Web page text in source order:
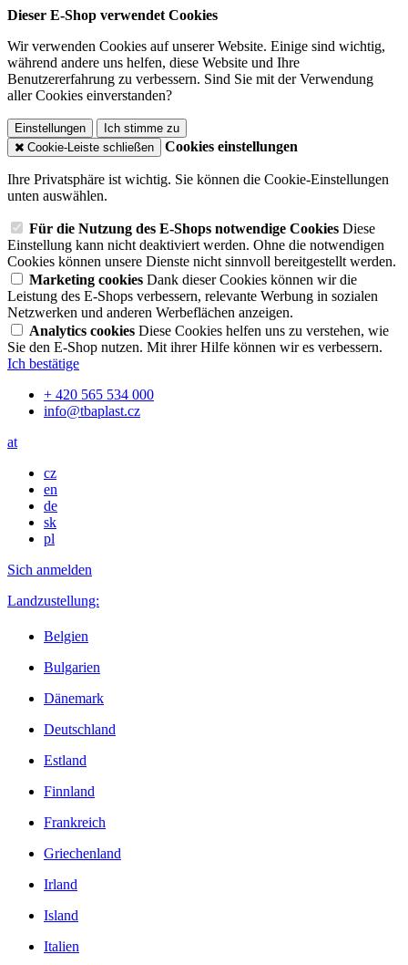
Dieser E-Shop verwendet Cookies
Wir verwenden Cookies auf unserer Website. Einige sind wichtig,
während andere uns helfen, diese Website und Ihre
Benutzererfahrung zu verbessern. Sind Sie mit der Verwendung
aller Cookies einverstanden?
Einstellungen
Ich stimme zu
Cookie-Leiste schließen
Cookies einstellungen
Ihre Privatsphäre ist wichtig. Sie können die Cookie-Einstellungen
unten auswählen.
Für die Nutzung des E-Shops notwendige Cookies Diese
Einstellung kann nicht deaktiviert werden. Ohne die notwendigen
Cookies können unsere Dienste nicht sinnvoll bereitgestellt werden.
Marketing cookies Dank dieser Cookies können wir die
Leistung des E-Shops verbessern, relevante Werbung in sozialen
Netzwerken und anderen Werbeflächen anzeigen.
Analytics cookies Diese Cookies helfen uns zu verstehen, wie
Sie den E-Shop nutzen. Mit ihrer Hilfe können wir es verbessern.
Ich bestätige
+ 420 565 534 000
info@tbaplast.cz
at
cz
en
de
sk
pl
Sich anmelden
Landzustellung:
Belgien
Bulgarien
Dänemark
Deutschland
Estland
Finnland
Frankreich
Griechenland
Irland
Island
Italien